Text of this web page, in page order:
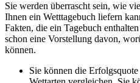
Sie werden überrascht sein, wie
Ihnen ein Wetttagebuch liefern
Fakten, die ein Tagebuch
schon eine Vorstellung davon,
können.
Sie können die